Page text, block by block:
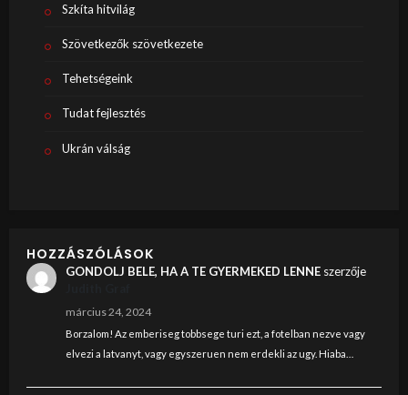
Szkíta hitvilág
Szövetkezők szövetkezete
Tehetségeink
Tudat fejlesztés
Ukrán válság
HOZZÁSZÓLÁSOK
GONDOLJ BELE, HA A TE GYERMEKED LENNEszerzője
március 24, 2024
Borzalom! Az emberiseg tobbsege turi ezt, a fotelban nezve vagy
elvezi a latvanyt, vagy egyszeruen nem erdekli az ugy. Hiaba…